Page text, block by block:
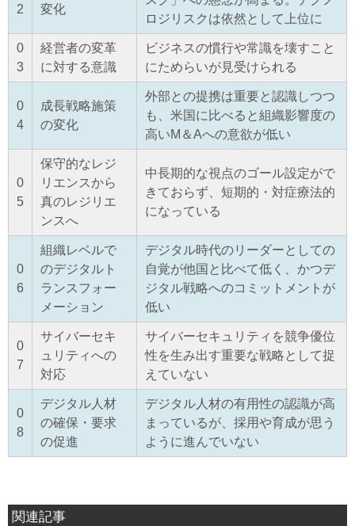
2 変化
ロジリスクは依然として上位に
0
3
経営者の変革
に対する意識
ビジネスの慣行や常識を壊すこと
にためらいが見受けられる
0
4
成長戦略施策
の変化
外部との提携は重要と認識しつつ
も、米国に比べると組織影響度の
高いM＆Aへの意欲が低い
0
5
保守的なレジ
リエンスから
真のレジリエ
ンスへ
中長期的な視点のゴール設定がで
きておらず、短期的・対症療法的
になっている
0
6
組織レベルで
のデジタルト
ランスフォー
メーション
デジタル時代のリーダーとしての
自覚が他国と比べて低く、かつデ
ジタル戦略へのコミットメントが
低い
0
7
サイバーセキ
ュリティへの
対応
サイバーセキュリティを競争優位
性を生み出す重要な戦略として捉
えていない
0
8
デジタル人材
の確保・要求
の促進
デジタル人材の有用性の認識が高
まっているが、採用や育成が思う
ように進んでいない
関連記事